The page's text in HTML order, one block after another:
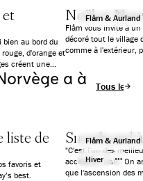
et
au bord du
d'orange et
créent une
également plus
venir découvrir
tu aimes les
Flåm & Aurland
Noël et
Flåm vous invite à
décoré tout le village
comme à l'extérieur,
grands.
a à
Tous les
liste de
favoris et
best.
Flåm & Aurland
Hiver
Snowboard
"C'est l'un des
accède en train. On